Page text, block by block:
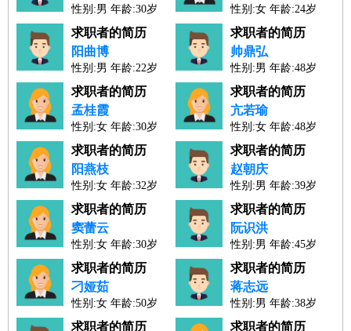
性别:男 年龄:30岁
人才工作经验：6年
性别:女 年龄:24岁
人才工作经验：2年
求职者的简历
阳曲博
性别:男 年龄:22岁
人才工作经验：0年
求职者的简历
帅鼎弘
性别:男 年龄:48岁
人才工作经验：26年
求职者的简历
孟桂霞
性别:女 年龄:30岁
人才工作经验：7年
求职者的简历
亢若瑜
性别:女 年龄:48岁
人才工作经验：24年
求职者的简历
阳燕枝
性别:女 年龄:32岁
人才工作经验：8年
求职者的简历
赵朝庆
性别:男 年龄:39岁
人才工作经验：17年
求职者的简历
窦蕾云
性别:女 年龄:30岁
人才工作经验：8年
求职者的简历
阮识洪
性别:男 年龄:45岁
人才工作经验：22年
求职者的简历
刁娅茹
性别:女 年龄:50岁
人才工作经验：28年
求职者的简历
蒋志远
性别:男 年龄:38岁
人才工作经验：14年
求职者的简历
求职者的简历